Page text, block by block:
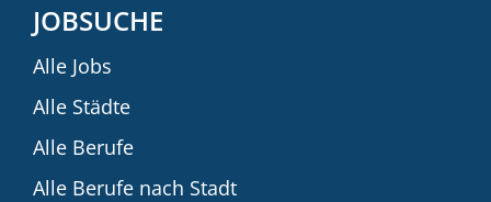
JOBSUCHE
Alle Jobs
Alle Städte
Alle Berufe
Alle Berufe nach Stadt